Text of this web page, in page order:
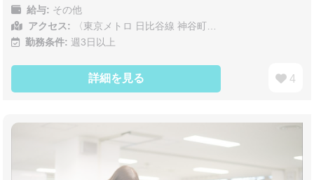
給与: その他
アクセス:
〈東京メトロ 日比谷線 神谷町…
勤務条件: 週3日以上
詳細を見る 4